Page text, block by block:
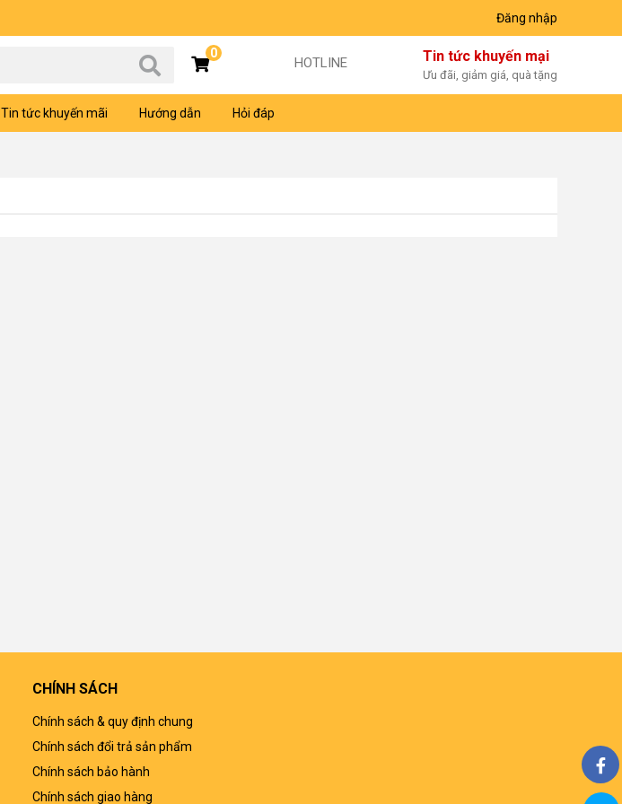
Đăng nhập
0
HOTLINE Tin tức khuyến mại
Ưu đãi, giảm giá, quà tặng
Tin tức khuyến mãi Hướng dẫn Hỏi đáp
CHÍNH SÁCH
Chính sách & quy định chung
Chính sách đổi trả sản phẩm
Chính sách bảo hành
Chính sách giao hàng